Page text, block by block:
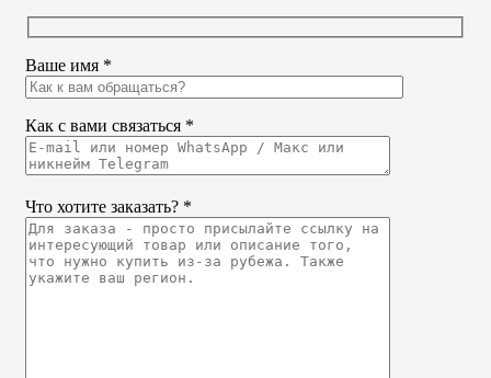
Ваше имя *
Как с вами связаться *
Что хотите заказать? *